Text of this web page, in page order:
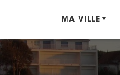
MA VILLE